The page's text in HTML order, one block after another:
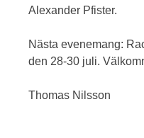
Alexander Pfister.
Nästa evenemang:
den 28-30 juli.
Thomas Nilsson